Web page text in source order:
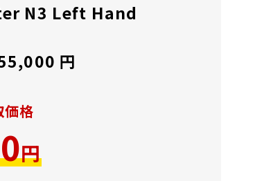
N3 Left Hand
円
価格
円